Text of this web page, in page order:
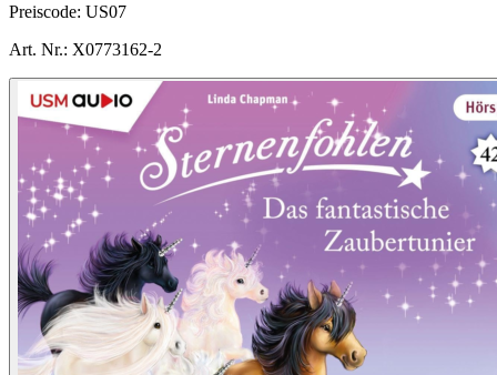
Preiscode: US07
Art. Nr.: X0773162-2